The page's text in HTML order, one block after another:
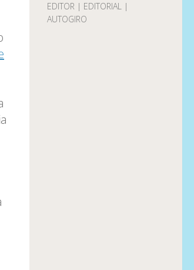
EDITOR | EDITORIAL |
AUTOGIRO